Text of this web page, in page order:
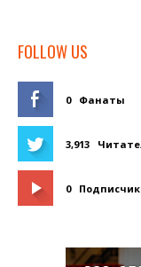
FOLLOW US
0 Фанаты
3,913
0